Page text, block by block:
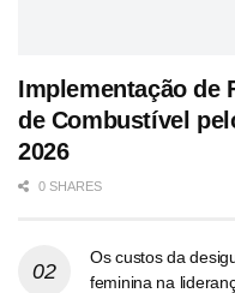
Implementação de
de Combustível
2026
0 SHARES
Os custos da
feminina na